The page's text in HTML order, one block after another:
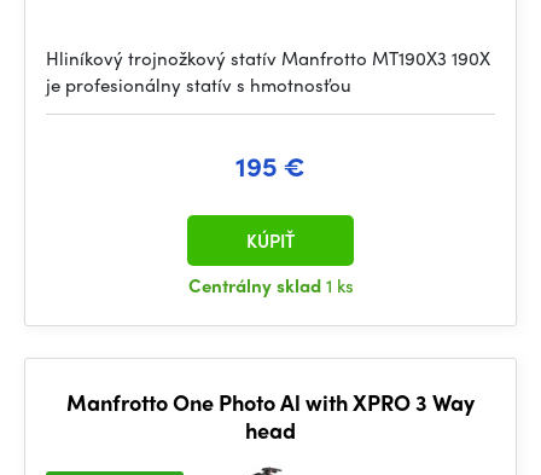
Hliníkový trojnožkový statív Manfrotto MT190X3 190X
je profesionálny statív s hmotnosťou
195 €
Centrálny sklad1 ks
KÚPIŤ
Manfrotto One Photo Al with XPRO 3 Way
head